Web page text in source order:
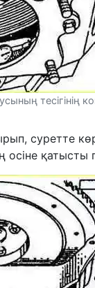
тесігінің
суретте
осіне